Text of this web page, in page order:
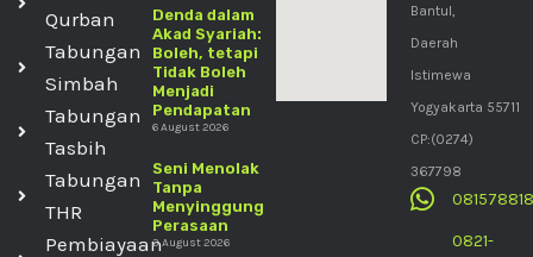
Qurban
Tabungan
Simbah
Tabungan
Tasbih
Tabungan
THR
Pembiayaan
Denda dalam
Akad Syariah:
Boleh, tetapi
Tidak Boleh
Menjadi
Pendapatan
6 August 2026
Seni Menolak
Tanpa
Menyinggung
Perasaan
3 August 2026
Bantul,
Daerah
Istimewa
Yogyakarta 55711
CP:(0274)
367798
0821-